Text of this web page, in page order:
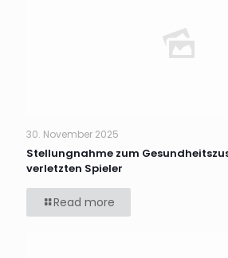
30. November 2025
Stellungnahme zum
verletzten Spieler
Read more